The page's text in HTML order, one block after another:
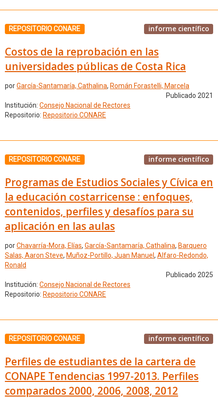
REPOSITORIO CONARE informe científico
Costos de la reprobación en las
universidades públicas de Costa Rica
porGarcía-Santamaría, Cathalina, Román Forastelli, Marcela
Publicado 2021
Institución: Consejo Nacional de Rectores
Repositorio: Repositorio CONARE
REPOSITORIO CONARE informe científico
Programas de Estudios Sociales y Cívica en
la educación costarricense : enfoques,
contenidos, perfiles y desafíos para su
aplicación en las aulas
porChavarría-Mora, Elías, García-Santamaría, Cathalina, Barquero
Salas, Aaron Steve, Muñoz-Portillo, Juan Manuel , Alfaro-Redondo,
Ronald
Publicado 2025
Institución: Consejo Nacional de Rectores
Repositorio: Repositorio CONARE
REPOSITORIO CONARE informe científico
Perfiles de estudiantes de la cartera de
CONAPE Tendencias 1997-2013. Perfiles
comparados 2000, 2006, 2008, 2012